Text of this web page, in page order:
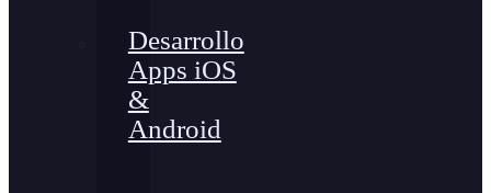
Desarrollo
Apps iOS
&
Android